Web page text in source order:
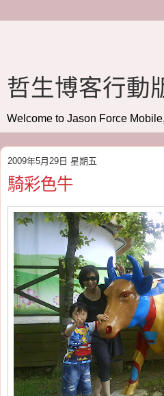
哲生博客行動
Welcome to Jason Force
2009年5月29日 星期五
騎彩色牛